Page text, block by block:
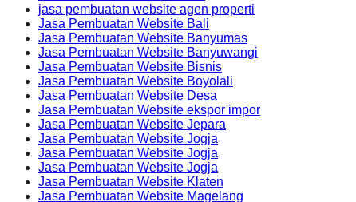
jasa pembuatan website agen properti
Jasa Pembuatan Website Bali
Jasa Pembuatan Website Banyumas
Jasa Pembuatan Website Banyuwangi
Jasa Pembuatan Website Bisnis
Jasa Pembuatan Website Boyolali
Jasa Pembuatan Website Desa
Jasa Pembuatan Website ekspor impor
Jasa Pembuatan Website Jepara
Jasa Pembuatan Website Jogja
Jasa Pembuatan Website Jogja
Jasa Pembuatan Website Jogja
Jasa Pembuatan Website Klaten
Jasa Pembuatan Website Magelang